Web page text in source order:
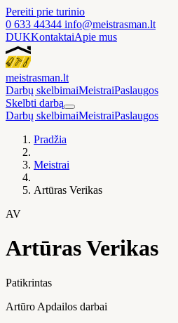
Pereiti prie turinio
0 633 44344 info@meistrasman.lt
DUKKontaktaiApie mus
meistrasman.lt
Darbų skelbimaiMeistraiPaslaugos
Skelbti darbą
Darbų skelbimaiMeistraiPaslaugos
Pradžia
Meistrai
Artūras Verikas
AV
Artūras Verikas
Patikrintas
Artūro Apdailos darbai